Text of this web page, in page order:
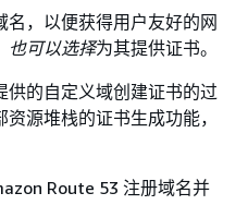
，以便获得用户友好的网
也可以选择为其提供证书。
供的自定义域创建证书的过
源堆栈的证书生成功能，
Route 53 注册域名并